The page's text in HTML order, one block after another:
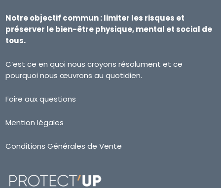
Notre objectif commun : limiter les risques et
préserver le bien-être physique, mental et social de
tous.
C’est ce en quoi nous croyons résolument et ce
pourquoi nous œuvrons au quotidien.
Foire aux questions
Mention légales
Conditions Générales de Vente